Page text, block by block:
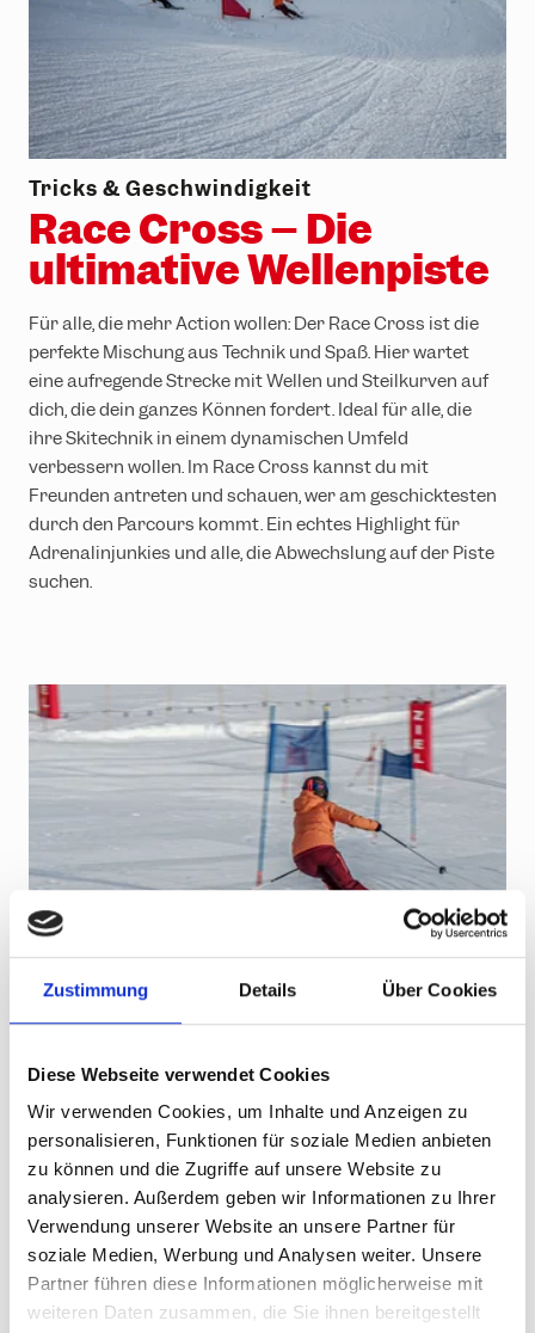
Zustimmung Details Über Cookies
Diese Webseite verwendet Cookies
Wir verwenden Cookies, um Inhalte und Anzeigen zu
personalisieren, Funktionen für soziale Medien anbieten
zu können und die Zugriffe auf unsere Website zu
analysieren. Außerdem geben wir Informationen zu Ihrer
Verwendung unserer Website an unsere Partner für
soziale Medien, Werbung und Analysen weiter. Unsere
Partner führen diese Informationen möglicherweise mit
weiteren Daten zusammen, die Sie ihnen bereitgestellt
Tricks & Geschwindigkeit
Race Cross – Die
ultimative Wellenpiste
Für alle, die mehr Action wollen: Der Race Cross ist die
perfekte Mischung aus Technik und Spaß. Hier wartet
eine aufregende Strecke mit Wellen und Steilkurven auf
dich, die dein ganzes Können fordert. Ideal für alle, die
ihre Skitechnik in einem dynamischen Umfeld
verbessern wollen. Im Race Cross kannst du mit
Freunden antreten und schauen, wer am geschicktesten
durch den Parcours kommt. Ein echtes Highlight für
Adrenalinjunkies und alle, die Abwechslung auf der Piste
suchen.
Kids Race – Der perfekte
Einstieg für junge Rennfahrer
Auch die kleinen Skifahrer kommen in der Race Area
nicht zu kurz! Im Kids Race können Kinder auf einer
speziell angelegten Strecke erste Rennerfahrungen
sammeln. Spielerisch und mit viel Spaß lernen sie, wie
man durch die Tore fährt. Die sichere und
kinderfreundliche Umgebung sorgt dafür, dass auch die
Kleinsten ein unvergessliches Erlebnis auf der
Rennstrecke haben. Hier werden zukünftige Skistars